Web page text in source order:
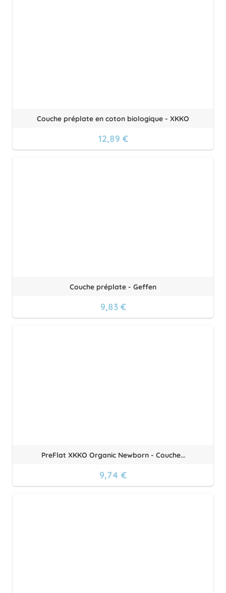
Couche préplate en coton biologique - XKKO
12,89 €
Couche préplate - Geffen
9,83 €
PreFlat XKKO Organic Newborn - Couche...
9,74 €